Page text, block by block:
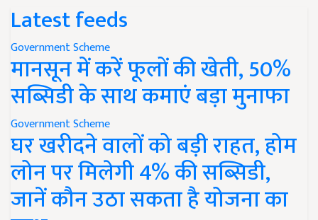
Latest feeds
Government Scheme
मानसून में करें फूलों की खेती, 50%
सब्सिडी के साथ कमाएं बड़ा मुनाफा
Government Scheme
घर खरीदने वालों को बड़ी राहत, होम
लोन पर मिलेगी 4% की सब्सिडी,
जानें कौन उठा सकता है योजना का